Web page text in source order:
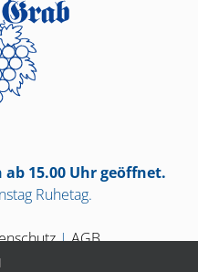
15.00 Uhr geöffnet.
Ruhetag.
|AGB